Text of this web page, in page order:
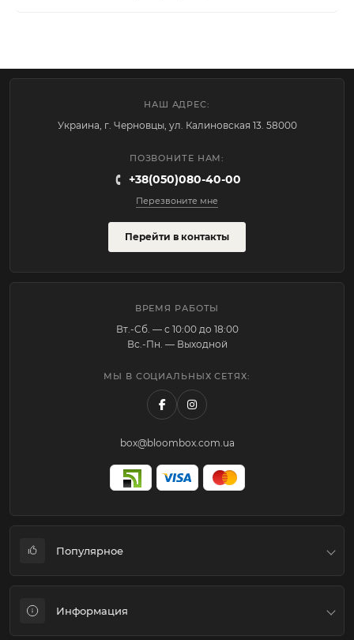
НАШ АДРЕС:
Украина, г. Черновцы, ул. Калиновская 13. 58000
ПОЗВОНИТЕ НАМ:
+38(050)080-40-00
Перезвоните мне
Перейти в контакты
ВРЕМЯ РАБОТЫ
Вт.-Cб. — с 10:00 до 18:00
Вс.-Пн. — Выходной
МЫ В СОЦИАЛЬНЫХ СЕТЯХ:
box@bloombox.com.ua
Популярное
Информация